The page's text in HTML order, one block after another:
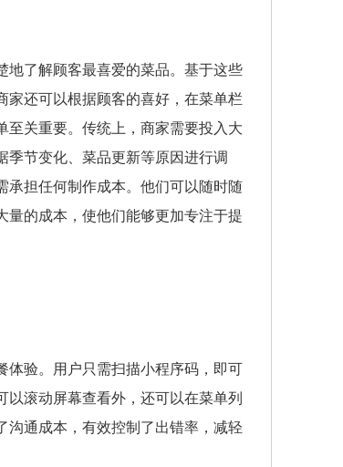
地了解顾客最喜爱的菜品。基于这些
家还可以根据顾客的喜好，在菜单栏
至关重要。传统上，商家需要投入大
季节变化、菜品更新等原因进行调
承担任何制作成本。他们可以随时随
量的成本，使他们能够更加专注于提
体验。用户只需扫描小程序码，即可
滚动屏幕查看外，还可以在菜单列
沟通成本，有效控制了出错率，减轻